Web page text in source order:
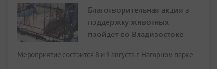
Благотворительная акция в
поддержку животных
пройдет во Владивостоке
Мероприятие состоится 8 и 9 августа в Нагорном парке